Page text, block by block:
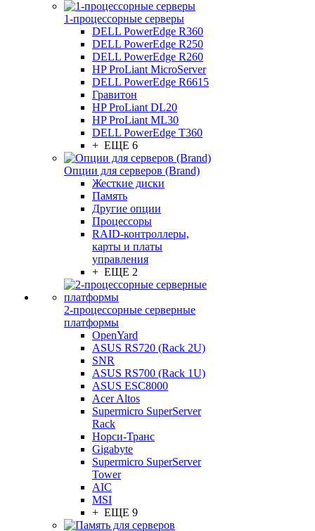
1-процессорные серверы
DELL PowerEdge R360
DELL PowerEdge R250
DELL PowerEdge R260
HP ProLiant MicroServer
DELL PowerEdge R6615
Гравитон
HP ProLiant DL20
HP ProLiant ML30
DELL PowerEdge T360
+ ЕЩЕ 6
Опции для серверов (Brand)
Жесткие диски
Память
Другие опции
Процессоры
RAID-контроллеры,
карты и платы
управления
+ ЕЩЕ 2
2-процессорные серверные
платформы
OpenYard
ASUS RS720 (Rack 2U)
SNR
ASUS RS700 (Rack 1U)
ASUS ESC8000
Acer Altos
Supermicro SuperServer
Rack
Норси-Транс
Gigabyte
Supermicro SuperServer
Tower
AIC
MSI
+ ЕЩЕ 9